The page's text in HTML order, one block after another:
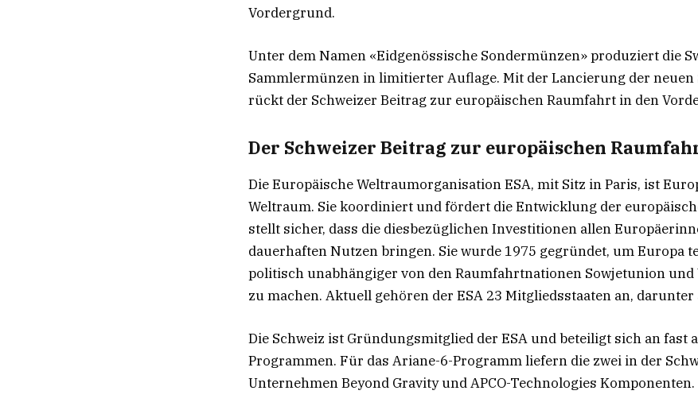
Vordergrund.
Unter dem Namen «Eidgenössische Sondermünzen» produziert die
Sammlermünzen in limitierter Auflage. Mit der Lancierung der neuen
rückt der Schweizer Beitrag zur europäischen Raumfahrt in den
Der Schweizer Beitrag zur europäischen
Die Europäische Weltraumorganisation ESA, mit Sitz in Paris, ist
Weltraum. Sie koordiniert und fördert die Entwicklung der
stellt sicher, dass die diesbezüglichen Investitionen allen
dauerhaften Nutzen bringen. Sie wurde 1975 gegründet, um Europa
politisch unabhängiger von den Raumfahrtnationen Sowjetunion und
zu machen. Aktuell gehören der ESA 23 Mitgliedsstaaten an, darunter
Die Schweiz ist Gründungsmitglied der ESA und beteiligt sich an fast
Programmen. Für das Ariane-6-Programm liefern die zwei in der
Unternehmen Beyond Gravity und APCO-Technologies Komponenten.